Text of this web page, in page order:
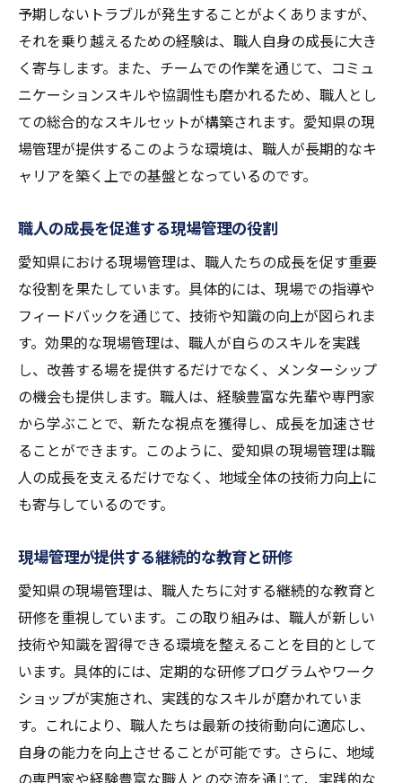
職人の成功が地域の未来を支える力
愛知県の現場で学ぶ新たな技術とその意義
現場で取り入れる最新技術とその効果
愛知県の現場が提供する技術研修の内容
技術革新が職人たちに及ぼす影響
現場で学ぶ技術が地域に与える貢献
愛知県の現場が未来技術を支える理由
地域に根差した現場管理で職人が得るもの
地域貢献を意識した現場での学び
地域の特性を生かした現場管理の効果
愛知県特有の現場が育む職人のスキル
地域密着型プロジェクトのメリット
現場管理が促す地域住民との良好な関係
地域社会に根付く職人の成長と貢献
愛知県の現場が職人たちに提供する成長の機会
現場で得られる実務経験とその価値
多様なプロジェクトがもたらす成長機会
職人たちのキャリアを支える現場経験
現場管理が提供するチャレンジの場
愛知県での現場経験がもたらす将来展望
予期しないトラブルが発生することがよくありますが、
それを乗り越えるための経験は、職人自身の成長に大き
く寄与します。また、チームでの作業を通じて、コミュ
ニケーションスキルや協調性も磨かれるため、職人とし
ての総合的なスキルセットが構築されます。愛知県の現
場管理が提供するこのような環境は、職人が長期的なキ
ャリアを築く上での基盤となっているのです。
職人の成長を促進する現場管理の役割
愛知県における現場管理は、職人たちの成長を促す重要
な役割を果たしています。具体的には、現場での指導や
フィードバックを通じて、技術や知識の向上が図られま
す。効果的な現場管理は、職人が自らのスキルを実践
し、改善する場を提供するだけでなく、メンターシップ
の機会も提供します。職人は、経験豊富な先輩や専門家
から学ぶことで、新たな視点を獲得し、成長を加速させ
ることができます。このように、愛知県の現場管理は職
人の成長を支えるだけでなく、地域全体の技術力向上に
も寄与しているのです。
現場管理が提供する継続的な教育と研修
愛知県の現場管理は、職人たちに対する継続的な教育と
研修を重視しています。この取り組みは、職人が新しい
技術や知識を習得できる環境を整えることを目的として
います。具体的には、定期的な研修プログラムやワーク
ショップが実施され、実践的なスキルが磨かれていま
す。これにより、職人たちは最新の技術動向に適応し、
自身の能力を向上させることが可能です。さらに、地域